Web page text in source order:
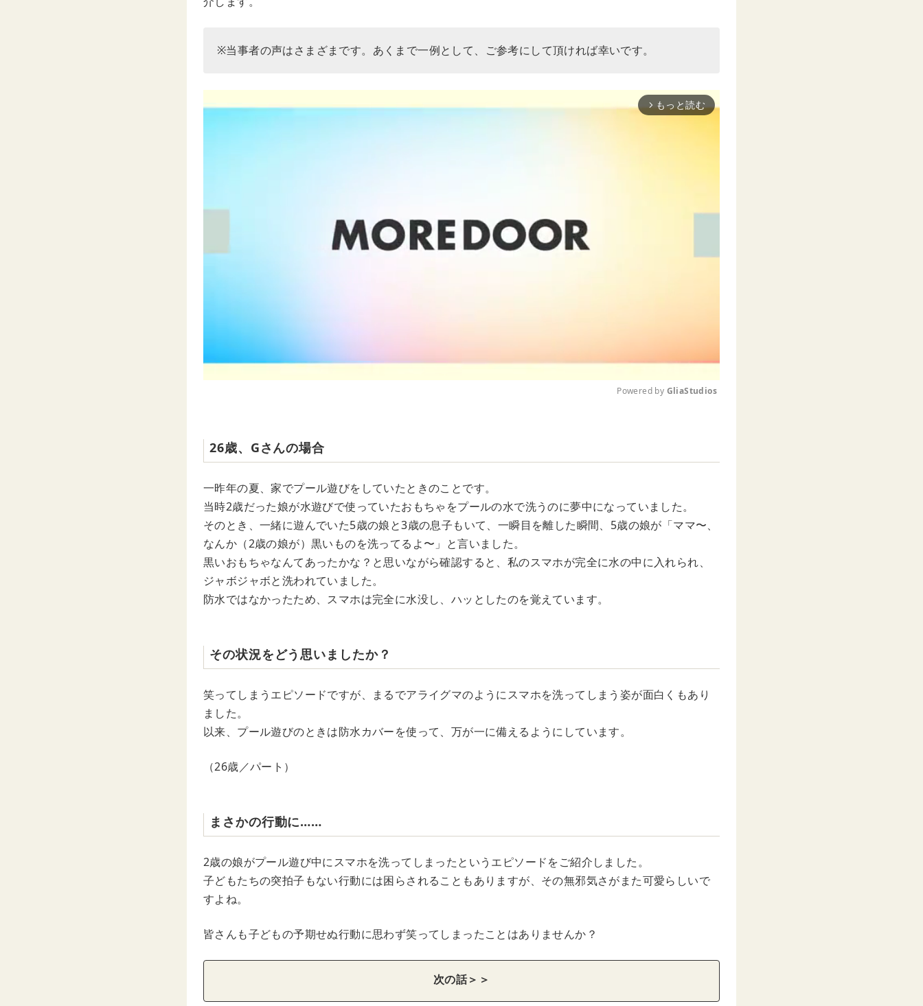
※当事者の声はさまざまです。あくまで一例として、ご参考にして頂ければ幸いです。
arrow_forward_ios もっと読む
t
Powered by GliaStudios
26歳、Gさんの場合
一昨年の夏、家でプール遊びをしていたときのことです。
当時2歳だった娘が水遊びで使っていたおもちゃをプールの水で洗うのに夢中になっていました。
そのとき、一緒に遊んでいた5歳の娘と3歳の息子もいて、一瞬目を離した瞬間、5歳の娘が「ママ〜、
なんか（2歳の娘が）黒いものを洗ってるよ〜」と言いました。
黒いおもちゃなんてあったかな？と思いながら確認すると、私のスマホが完全に水の中に入れられ、
ジャボジャボと洗われていました。
防水ではなかったため、スマホは完全に水没し、ハッとしたのを覚えています。
その状況をどう思いましたか？
笑ってしまうエピソードですが、まるでアライグマのようにスマホを洗ってしまう姿が面白くもあり
ました。
以来、プール遊びのときは防水カバーを使って、万が一に備えるようにしています。
（26歳／パート）
まさかの行動に……
2歳の娘がプール遊び中にスマホを洗ってしまったというエピソードをご紹介しました。
子どもたちの突拍子もない行動には困らされることもありますが、その無邪気さがまた可愛らしいで
すよね。
皆さんも子どもの予期せぬ行動に思わず笑ってしまったことはありませんか？
次の話＞＞